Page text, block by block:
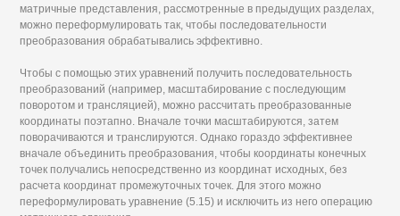
матричные представления, рассмотренные в предыдущих разделах,
можно переформулировать так, чтобы последовательности
преобразования обрабатывались эффективно.
Чтобы с помощью этих уравнений получить последовательность
преобразований (например, масштабирование с последующим
поворотом и трансляцией), можно рассчитать преобразованные
координаты поэтапно. Вначале точки масштабируются, затем
поворачиваются и транслируются. Однако гораздо эффективнее
вначале объединить преобразования, чтобы координаты конечных
точек получались непосредственно из координат исходных, без
расчета координат промежуточных точек. Для этого можно
переформулировать уравнение (5.15) и исключить из него операцию